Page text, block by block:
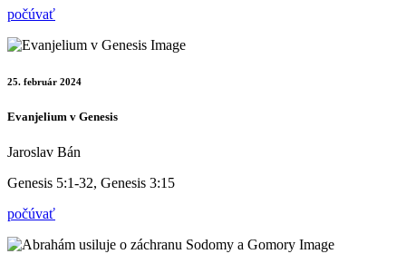
počúvať
25. február 2024
Evanjelium v Genesis
Jaroslav Bán
Genesis 5:1-32, Genesis 3:15
počúvať